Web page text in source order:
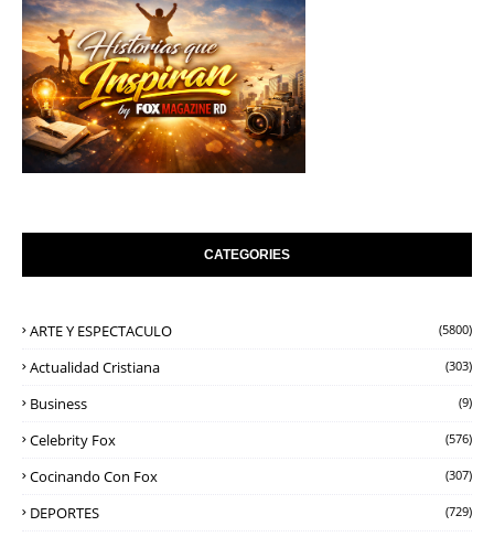
CATEGORIES
ARTE Y ESPECTACULO (5800)
Actualidad Cristiana (303)
Business (9)
Celebrity Fox (576)
Cocinando Con Fox (307)
DEPORTES (729)